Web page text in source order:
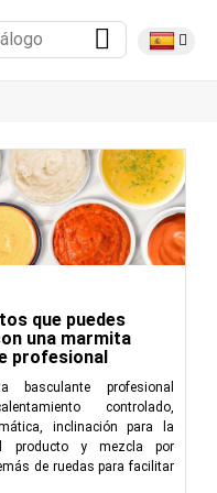
que puedes
una marmita
profesional
basculante profesional
controlado,
inclinación para la
producto y mezcla por
de ruedas para facilitar